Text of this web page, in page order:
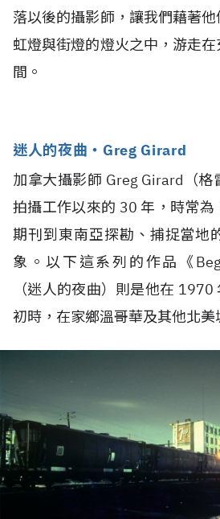
落以後的攝影師，讓我們藉著
虹燈與街燈的燈火之中，游走
間。
迷人的夜曲・Greg Girard
加拿大攝影師 Greg Girard（格
拍攝工作以來的 30 年，時常
期刊到東南亞探勘、捕捉當地
象。以下這系列的作品《
（迷人的夜曲）則是他在
初時，在家鄉溫哥華及其他北美